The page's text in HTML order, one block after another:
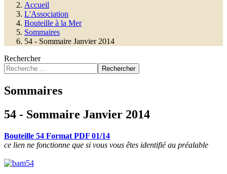
Accueil
L'Association
Bouteille à la Mer
Sommaires
54 - Sommaire Janvier 2014
Rechercher
Rechercher
Sommaires
54 - Sommaire Janvier 2014
Bouteille 54 Format PDF 01/14
ce lien ne fonctionne que si vous vous êtes identifié au préalable